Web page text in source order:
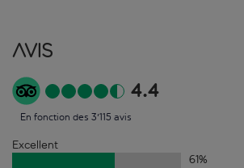
Avis
4.4
En fonction des 3'115 avis
Excellent
61%